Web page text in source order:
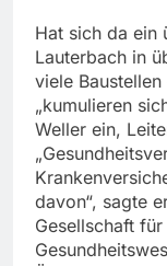
Hat sich da ein
Lauterbach in
viele
„kumulieren
Weller ein,
davon“, sagte
Gesellschaft